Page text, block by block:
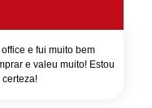
e fui muito bem
e valeu muito! Estou